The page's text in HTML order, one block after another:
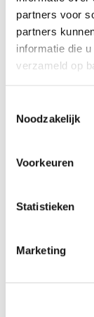
partners voor
partners
informatie die
verzameld op
Noodzakelijk
Voorkeuren
Statistieken
Marketing